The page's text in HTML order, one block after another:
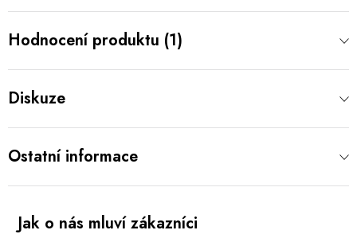
Hodnocení produktu (1)
Diskuze
Ostatní informace